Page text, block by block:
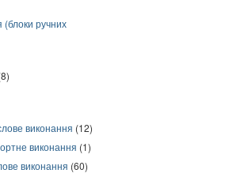
(блоки ручних
виконання (12)
виконання (1)
виконання (60)